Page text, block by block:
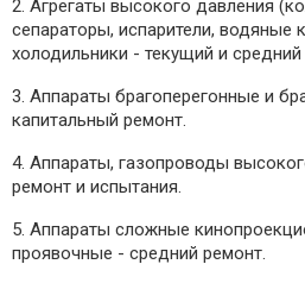
2. Агрегаты высокого давления
сепараторы, испарители, водяные
холодильники - текущий и средний
3. Аппараты брагоперегонные и
капитальный ремонт.
4. Аппараты, газопроводы
ремонт и испытания.
5. Аппараты сложные
проявочные - средний ремонт.